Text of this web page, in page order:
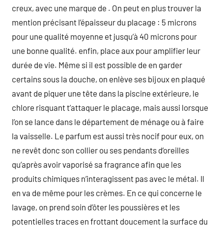
creux, avec une marque de . On peut en plus trouver la
mention précisant l’épaisseur du placage : 5 microns
pour une qualité moyenne et jusqu’à 40 microns pour
une bonne qualité. enfin, place aux pour amplifier leur
durée de vie. Même si il est possible de en garder
certains sous la douche, on enlève ses bijoux en plaqué
avant de piquer une tête dans la piscine extérieure, le
chlore risquant t’attaquer le placage, mais aussi lorsque
l’on se lance dans le département de ménage ou à faire
la vaisselle. Le parfum est aussi très nocif pour eux, on
ne revêt donc son collier ou ses pendants d’oreilles
qu’après avoir vaporisé sa fragrance afin que les
produits chimiques n’interagissent pas avec le métal. Il
en va de même pour les crèmes. En ce qui concerne le
lavage, on prend soin d’ôter les poussières et les
potentielles traces en frottant doucement la surface du